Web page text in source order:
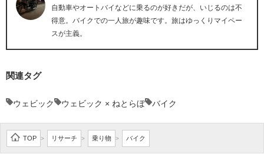
自動車やオートバイなどに乗るのが好きだが、いじるのは不
得意。バイクでの一人旅が趣味です。旅はゆっくりマイペー
スが主義。
関連タグ
ウェビック ウェビック × ねとらぼ バイク
TOP > リサーチ > 乗り物 > バイク